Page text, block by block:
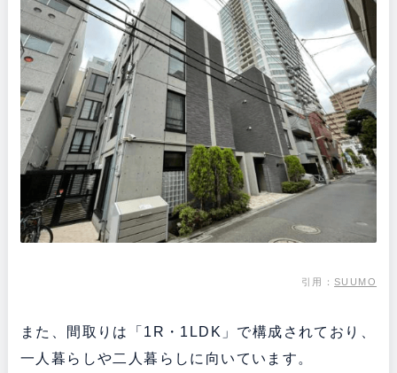
引用：SUUMO
また、間取りは「1R・1LDK」で構成されており、
一人暮らしや二人暮らしに向いています。